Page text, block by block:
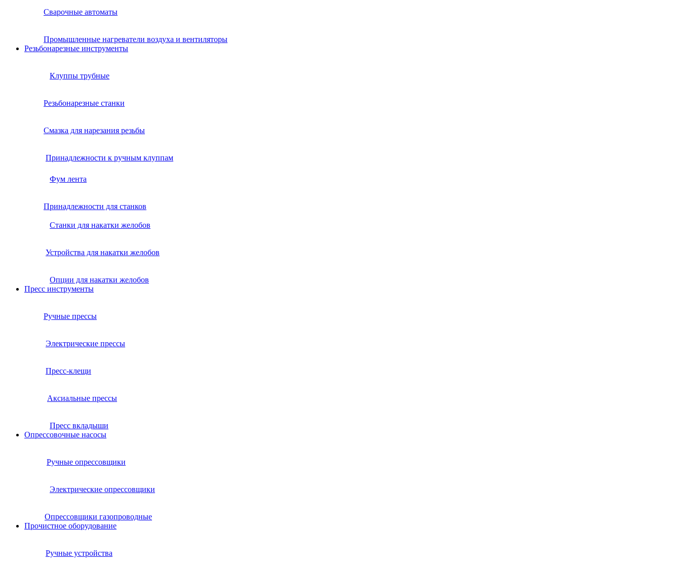
Сварочные автоматы
Промышленные нагреватели воздуха и вентиляторы
Резьбонарезные инструменты
Клуппы трубные
Резьбонарезные станки
Смазка для нарезания резьбы
Принадлежности к ручным клуппам
Фум лента
Принадлежности для станков
Станки для накатки желобов
Устройства для накатки желобов
Опции для накатки желобов
Пресс инструменты
Ручные прессы
Электрические прессы
Пресс-клещи
Аксиальные прессы
Пресс вкладыши
Опрессовочные насосы
Ручные опрессовщики
Электрические опрессовщики
Опрессовщики газопроводные
Прочистное оборудование
Ручные устройства